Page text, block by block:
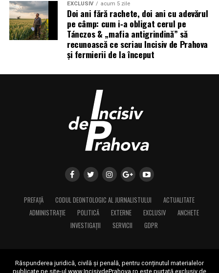
EXCLUSIV acum 5 zile
Doi ani fără rachete, doi ani cu adevărul
pe câmp: cum i‑a obligat cerul pe
Tánczos & „mafia antigrindină” să
recunoască ce scriau Incisiv de Prahova
și fermierii de la început
PREFAȚĂ CODUL DEONTOLOGIC AL JURNALISTULUI
ACTUALITATE
ADMINISTRAȚIE
POLITICĂ EXTERNE EXCLUSIV
ANCHETE
INVESTIGAȚII
SERVICII GDPR
Răspunderea juridică, civilă și penală, pentru conținutul materialelor
publicate pe site-ul www.IncisivdePrahova.ro este purtată exclusiv de